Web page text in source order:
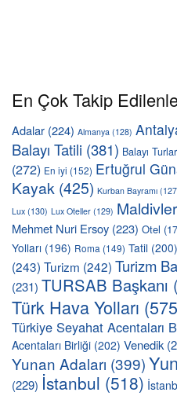
En Çok Takip
Adalar (224) Almanya (128)
Balayı Tatili (381) Balayı
(272) En iyi (152) Ertuğrul
Kayak (425) Kurban Bayramı
Lux (130) Lux Oteller (129) Maldivler
Mehmet Nuri Ersoy (223) Otel
Yolları (196) Roma (149) Tatil (200)
(243) Turizm (242) Turizm
(231) TURSAB Başkanı
Türk Hava Yolları
Türkiye Seyahat Acentaları
Acentaları Birliği (202) Venedik
Yunan Adaları (399)
(229) İstanbul (518)